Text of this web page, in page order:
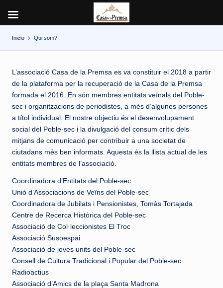
contenido
Inicio Qui som?
L’associació Casa de la Premsa es va constituir el 2018 a partir
de la plataforma per la recuperació de la Casa de la Premsa
formada el 2016. En són membres entitats veïnals del Poble-
sec i organitzacions de periodistes, a més d’algunes persones
a títol individual. El nostre objectiu és el desenvolupament
social del Poble-sec i la divulgació del consum crític dels
mitjans de comunicació per contribuir a una societat de
ciutadans més ben informats. Aquesta és la llista actual de les
entitats membres de l’associació.
Coordinadora d’Entitats del Poble-sec
Unió d’Associacions de Veïns del Poble-sec
Coordinadora de Jubilats i Pensionistes, Tomàs Tortajada
Centre de Recerca Històrica del Poble-sec
Associació de Col·leccionistes El Troc
Associació Susoespai
Associació de joves units del Poble-sec
Consell de Cultura Tradicional i Popular del Poble-sec
Radioactius
Associació d’Amics de la plaça Santa Madrona